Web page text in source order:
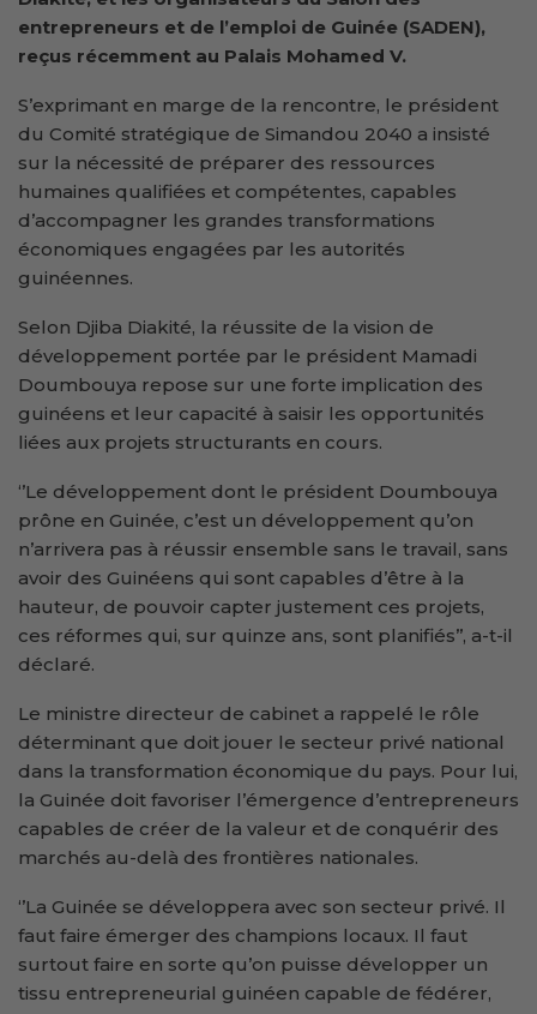
entrepreneurs et de l’emploi de Guinée (SADEN),
reçus récemment au Palais Mohamed V.
S’exprimant en marge de la rencontre, le président
du Comité stratégique de Simandou 2040 a insisté
sur la nécessité de préparer des ressources
humaines qualifiées et compétentes, capables
d’accompagner les grandes transformations
économiques engagées par les autorités
guinéennes.
Selon Djiba Diakité, la réussite de la vision de
développement portée par le président Mamadi
Doumbouya repose sur une forte implication des
guinéens et leur capacité à saisir les opportunités
liées aux projets structurants en cours.
‘’Le développement dont le président Doumbouya
prône en Guinée, c’est un développement qu’on
n’arrivera pas à réussir ensemble sans le travail, sans
avoir des Guinéens qui sont capables d’être à la
hauteur, de pouvoir capter justement ces projets,
ces réformes qui, sur quinze ans, sont planifiés’’, a-t-il
déclaré.
Le ministre directeur de cabinet a rappelé le rôle
déterminant que doit jouer le secteur privé national
dans la transformation économique du pays. Pour lui,
la Guinée doit favoriser l’émergence d’entrepreneurs
capables de créer de la valeur et de conquérir des
marchés au-delà des frontières nationales.
‘’La Guinée se développera avec son secteur privé. Il
faut faire émerger des champions locaux. Il faut
surtout faire en sorte qu’on puisse développer un
tissu entrepreneurial guinéen capable de fédérer,